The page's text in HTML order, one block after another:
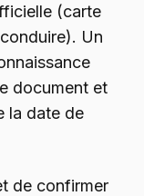
(carte
Un
document et
la date de
de confirmer